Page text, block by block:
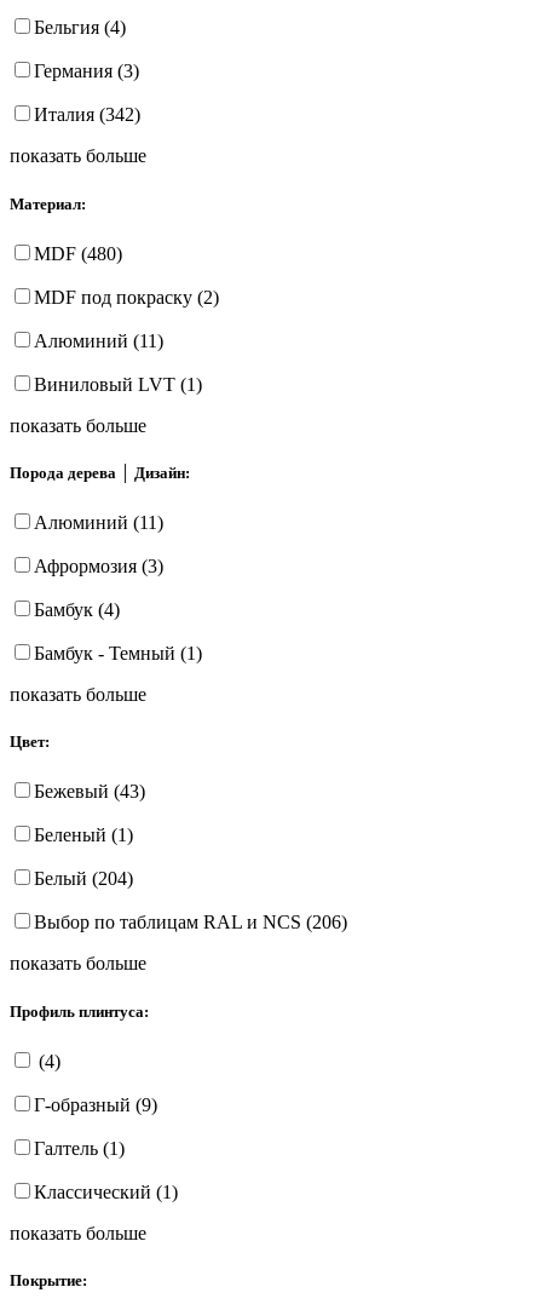
Бельгия (4)
Германия (3)
Италия (342)
показать больше
Материал:
MDF (480)
MDF под покраску (2)
Алюминий (11)
Виниловый LVT (1)
показать больше
Порода дерева │ Дизайн:
Алюминий (11)
Афрормозия (3)
Бамбук (4)
Бамбук - Темный (1)
показать больше
Цвет:
Бежевый (43)
Беленый (1)
Белый (204)
Выбор по таблицам RAL и NCS (206)
показать больше
Профиль плинтуса:
(4)
Г-образный (9)
Галтель (1)
Классический (1)
показать больше
Покрытие: